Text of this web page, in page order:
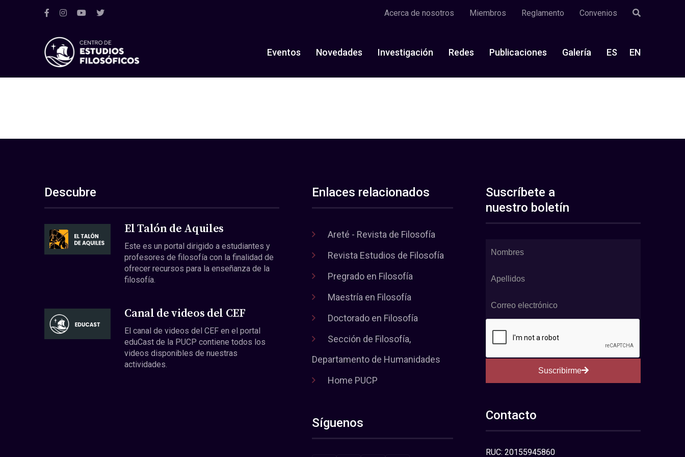
Acerca de nosotros Miembros Reglamento Convenios
Eventos Novedades Investigación Redes Publicaciones Galería ES EN
Descubre
El Talón de Aquiles
Este es un portal dirigido a estudiantes y
profesores de filosofía con la finalidad de
ofrecer recursos para la enseñanza de la
filosofía.
Canal de videos del CEF
El canal de videos del CEF en el portal
eduCast de la PUCP contiene todos los
videos disponibles de nuestras
actividades.
Enlaces relacionados
Areté - Revista de Filosofía
Revista Estudios de Filosofía
Pregrado en Filosofía
Maestría en Filosofía
Doctorado en Filosofía
Sección de Filosofía,
Departamento de Humanidades
Home PUCP
Síguenos
Suscríbete a
nuestro boletín
Suscribirme
Contacto
RUC: 20155945860